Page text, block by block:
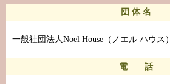
団 体 名
一般社団法人Noel House（ノエル ハウス）
電 話